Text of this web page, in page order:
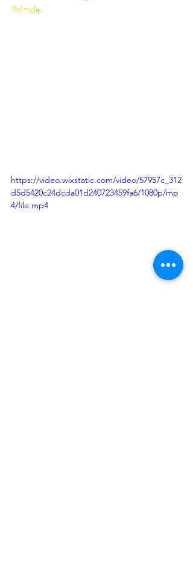
?hl=de
https://video.wixstatic.com/video/57957c_312
d5d5420c24dcda01d240723459fa6/1080p/mp
4/file.mp4